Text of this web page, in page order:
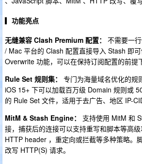
▎功能亮点
无缝兼容 Clash Premium 配置：
不需要一
/ Mac 平台的 Clash 配置直接导入 Stash 即
Overwrite 功能，可以在保持订阅配置的前提
Rule Set 规则集：
专门为海量域名优化的规
iOS 15+ 下可以加载百万级 Domain 规则或
的 Rule Set 文件，适用于去广告、地区 IP-
MitM & Stash Engine：
支持使用 MitM 和
接，捕获后的连接可以支持重写和脚本等高
HTTP header ，重定向或拦截等多种策略。
改写 HTTP(S) 请求。